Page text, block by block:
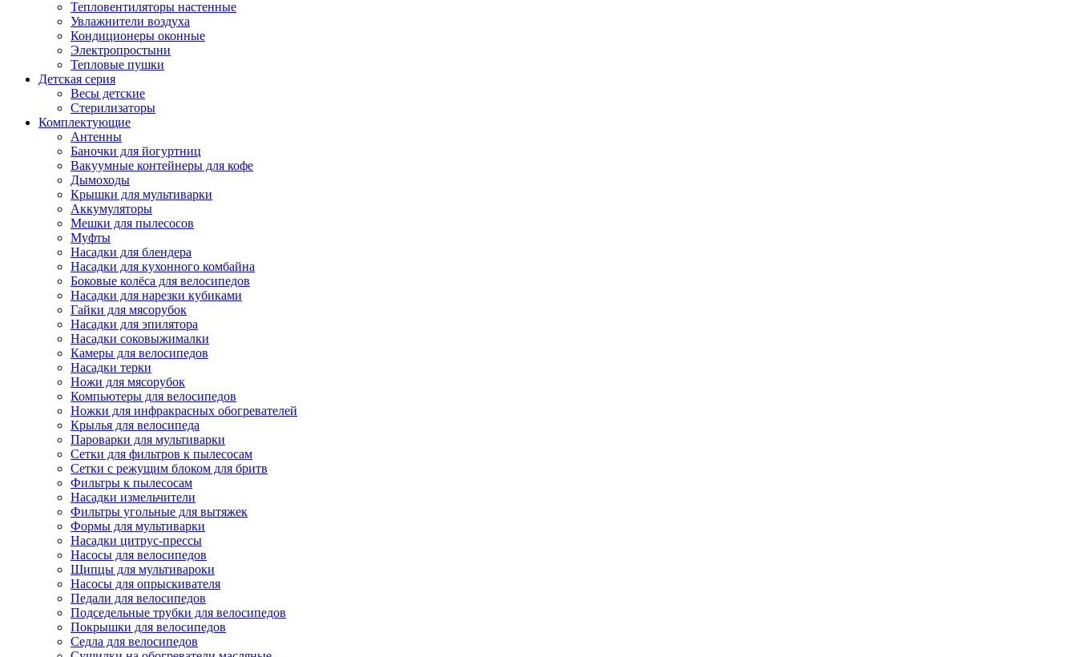
Тепловентиляторы настенные
Увлажнители воздуха
Кондиционеры оконные
Электропростыни
Тепловые пушки
Детская серия
Весы детские
Стерилизаторы
Комплектующие
Антенны
Баночки для йогуртниц
Вакуумные контейнеры для кофе
Дымоходы
Крышки для мультиварки
Аккумуляторы
Мешки для пылесосов
Муфты
Насадки для блендера
Насадки для кухонного комбайна
Боковые колёса для велосипедов
Насадки для нарезки кубиками
Гайки для мясорубок
Насадки для эпилятора
Насадки соковыжималки
Камеры для велосипедов
Насадки терки
Ножи для мясорубок
Компьютеры для велосипедов
Ножки для инфракрасных обогревателей
Крылья для велосипеда
Пароварки для мультиварки
Сетки для фильтров к пылесосам
Сетки с режущим блоком для бритв
Фильтры к пылесосам
Насадки измельчители
Фильтры угольные для вытяжек
Формы для мультиварки
Насадки цитрус-прессы
Насосы для велосипедов
Щипцы для мультивароки
Насосы для опрыскивателя
Педали для велосипедов
Подседельные трубки для велосипедов
Покрышки для велосипедов
Седла для велосипедов